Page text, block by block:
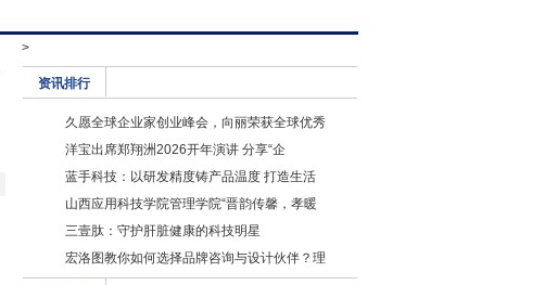
>
资讯排行
久愿全球企业家创业峰会，向丽荣获全球优秀
洋宝出席郑翔洲2026开年演讲 分享“企
蓝手科技：以研发精度铸产品温度 打造生活
山西应用科技学院管理学院“晋韵传馨，孝暖
三壹肽：守护肝脏健康的科技明星
宏洛图教你如何选择品牌咨询与设计伙伴？理